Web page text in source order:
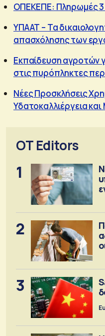
ΟΠΕΚΕΠΕ: Πληρωμές 3
ΥΠΑΑΤ – Τα
απασχόλησης των
Εκπαίδευση αγροτών
στις πυρόπληκτες
Νέες Προσκλήσεις
Υδατοκαλλιέργεια
OT Editors
1
2
3